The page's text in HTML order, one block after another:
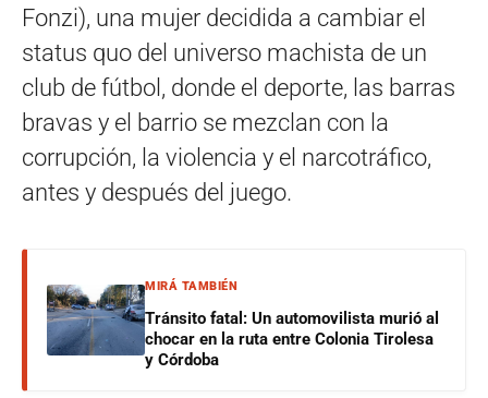
Fonzi), una mujer decidida a cambiar el
status quo del universo machista de un
club de fútbol, donde el deporte, las barras
bravas y el barrio se mezclan con la
corrupción, la violencia y el narcotráfico,
antes y después del juego.
MIRÁ TAMBIÉN
Tránsito fatal: Un automovilista murió al
chocar en la ruta entre Colonia Tirolesa
y Córdoba